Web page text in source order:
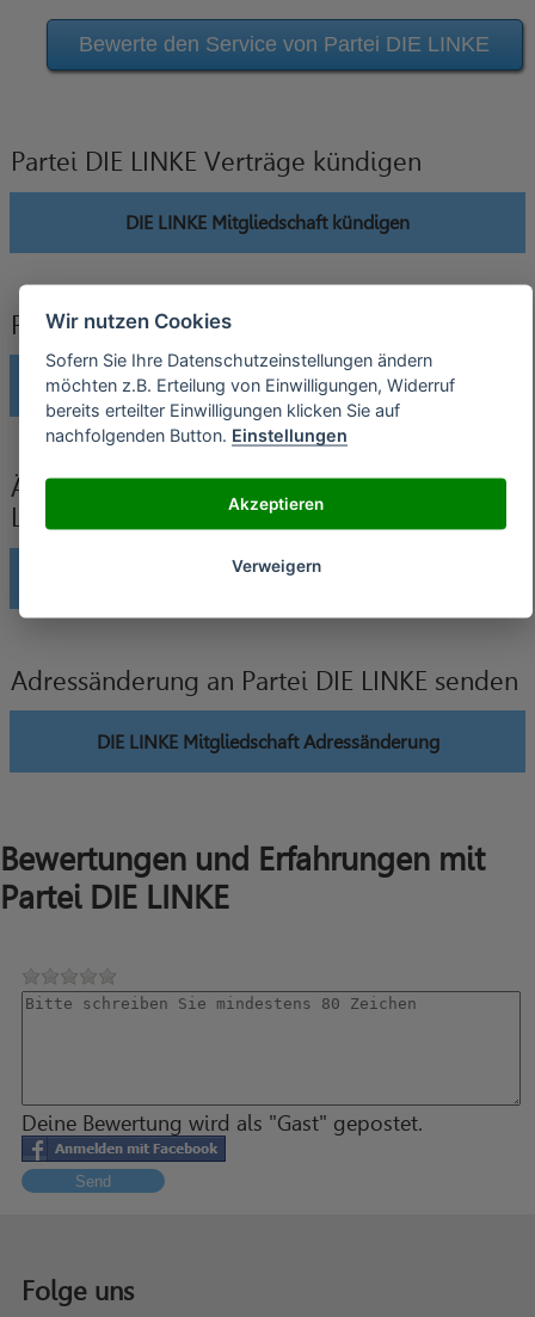
Bewerte den Service von Partei DIE LINKE
Partei DIE LINKE Verträge kündigen
DIE LINKE Mitgliedschaft kündigen
Partei DIE LINKE Verträge widerrufen
DIE LINKE Mitgliedschaft widerrufen
Änderung der Bankverbindung an Partei DIE
LINKE senden
DIE LINKE Mitgliedschaft Änderung Bankverbindung
Adressänderung an Partei DIE LINKE senden
DIE LINKE Mitgliedschaft Adressänderung
Bewertungen und Erfahrungen mit
Partei DIE LINKE
Deine Bewertung wird als "Gast" gepostet.
Send
Folge uns
Wir nutzen Cookies
Sofern Sie Ihre Datenschutzeinstellungen ändern
möchten z.B. Erteilung von Einwilligungen, Widerruf
bereits erteilter Einwilligungen klicken Sie auf
nachfolgenden Button. Einstellungen
Akzeptieren
Verweigern